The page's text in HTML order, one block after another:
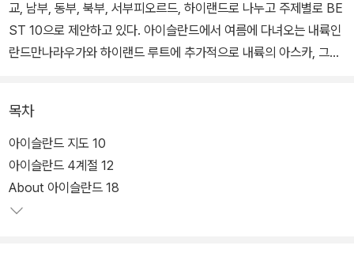
교, 남부, 동부, 북부, 서부피오르드, 하이랜드로 나누고 주제별로 BE
ST 10으로 제안하고 있다. 아이슬란드에서 여름에 다녀오는 내륙인
란드만나라우가와 하이랜드 루트에 추가적으로 내륙의 아스카, 그린
직접 발로 걸으며 찾아가고, 운전하며 찍은 사진들과 아이슬란드인들
이 알려준 실용 정보와 맛 집과 카페, 온천, 엑티비티 등 너무 많은 정
보들이 제공되고 있다. 또한 우리나라에 아이슬란드 캠핑에 대한 소
개를 최초로 한 조대현 작가가 직접 캠핑을 하면서 얻은 정보를 추가
목차
아이슬란드 지도 10
아이슬란드 4계절 12
About 아이슬란드 18